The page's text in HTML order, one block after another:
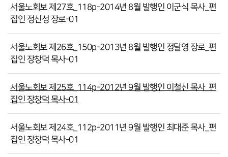
서울노회보 제27호_118p-2014년 8월 발행인 이군식 목사_편
집인 정신성 장로-01
서울노회보 제26호_150p-2013년 8월 발행인 정달영 장로_편
집인 장창덕 목사-01
서울노회보 제25호_114p-2012년 9월 발행인 이철신 목사_편
집인 장창덕 목사-01
서울노회보 제24호_112p-2011년 9월 발행인 최대준 목사_편
집인 장창덕 목사-01